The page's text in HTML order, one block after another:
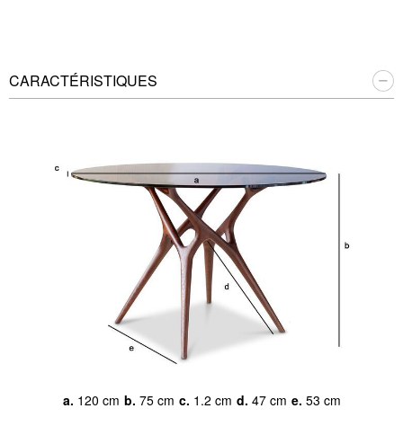
CARACTÉRISTIQUES
a. 120 cm b. 75 cm c. 1.2 cm d. 47 cm e. 53 cm